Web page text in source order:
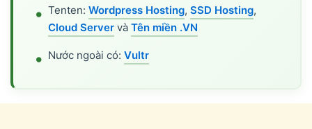
Tenten: Wordpress Hosting, SSD Hosting,
Cloud Server và Tên miền .VN
Nước ngoài có: Vultr